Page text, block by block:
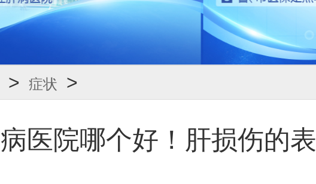
> 症状 >
医院哪个好！肝损伤的表